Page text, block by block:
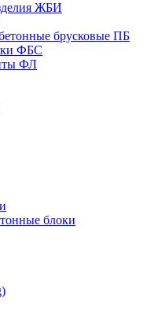
ЖБИ
брусковые ПБ
ФБС
ФЛ
блоки